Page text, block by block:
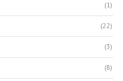
(1)
(22)
(3)
(8)